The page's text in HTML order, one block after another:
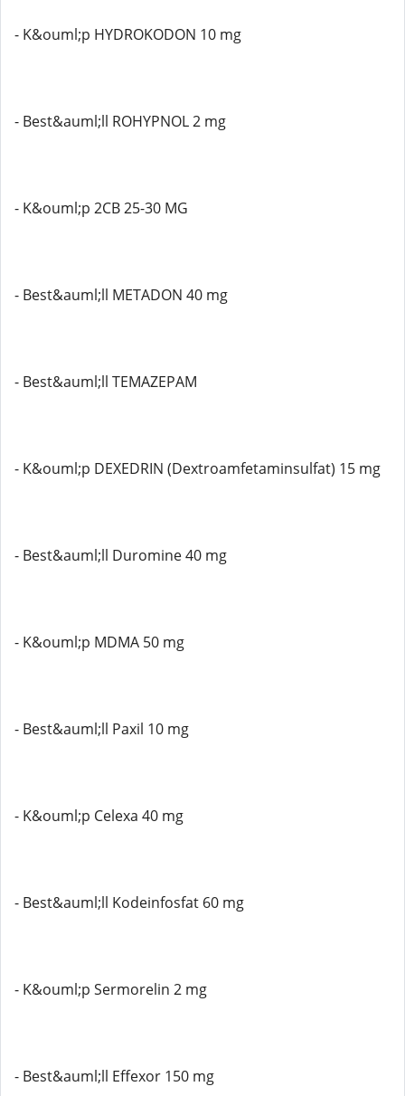
- K&ouml;p HYDROKODON 10 mg
- Best&auml;ll ROHYPNOL 2 mg
- K&ouml;p 2CB 25-30 MG
- Best&auml;ll METADON 40 mg
- Best&auml;ll TEMAZEPAM
- K&ouml;p DEXEDRIN (Dextroamfetaminsulfat) 15 mg
- Best&auml;ll Duromine 40 mg
- K&ouml;p MDMA 50 mg
- Best&auml;ll Paxil 10 mg
- K&ouml;p Celexa 40 mg
- Best&auml;ll Kodeinfosfat 60 mg
- K&ouml;p Sermorelin 2 mg
- Best&auml;ll Effexor 150 mg